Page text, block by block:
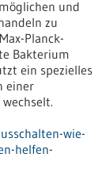
und
zu
Planck-
Bakterium
ein spezielles
einer
wie-
helfen-